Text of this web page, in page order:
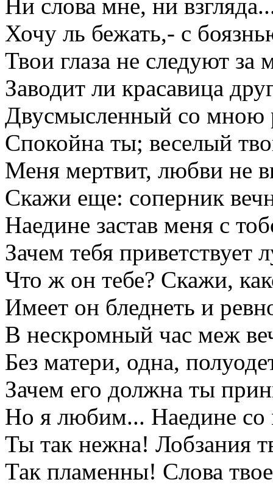
Ни слова мне, ни
Хочу ль бежать,- с
Твои глаза не следуют за
Заводит ли красавица
Двусмысленный со мною
Спокойна ты; веселый
Меня мертвит, любви не
Скажи еще: соперник
Наедине застав меня с
Зачем тебя приветствует
Что ж он тебе? Скажи,
Имеет он бледнеть и
В нескромный час меж
Без матери, одна,
Зачем его должна ты
Но я любим... Наедине
Ты так нежна! Лобзания
Так пламенны! Слова